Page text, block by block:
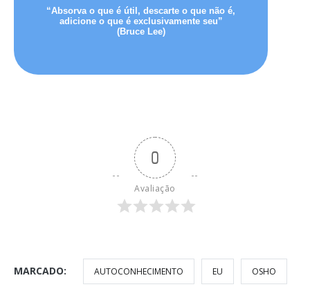
“Absorva o que é útil, descarte o que não é,
adicione o que é exclusivamente seu”
(Bruce Lee)
0
Avaliação
MARCADO: AUTOCONHECIMENTO EU OSHO